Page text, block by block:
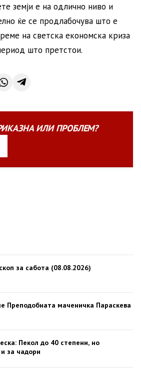
земји е на одлично ниво и
ќе се продлабочува што е
на светска економска криза
што претстои.
ИЛИПРОБЛЕМ?
за сабота (08.08.2026)
Преподобната маченичка Параскева
Пекол до 40 степени, но
за чадори